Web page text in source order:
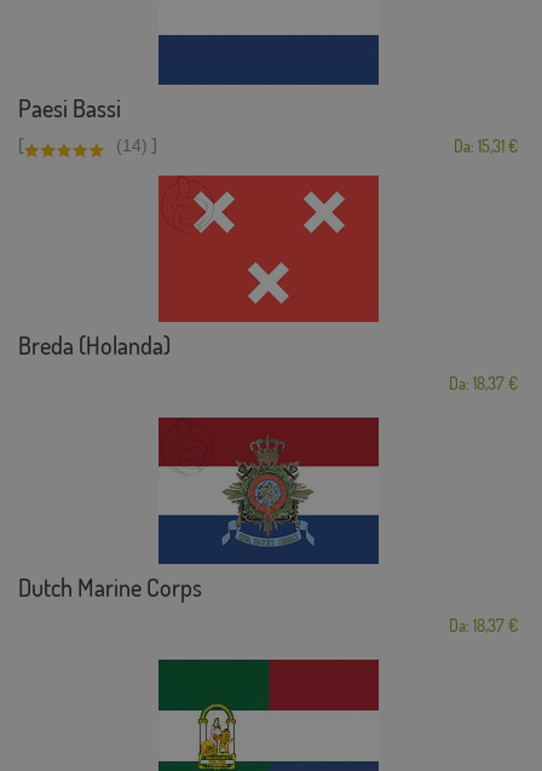
Paesi Bassi
[ (14) ] Da: 15,31 €
Breda (Holanda)
Da: 18,37 €
Dutch Marine Corps
Da: 18,37 €